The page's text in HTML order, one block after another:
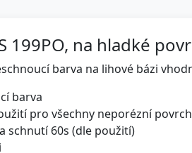
199PO, na hladké
barva na lihové bázi
barva
pro všechny neporézní
schnutí 60s (dle použití)